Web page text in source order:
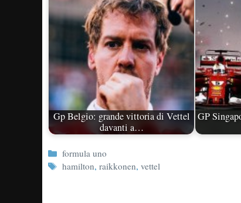
Gp Belgio: grande vittoria di Vettel
davanti a…
GP
Categorie
formula uno
Tag
hamilton,raikkonen,vettel